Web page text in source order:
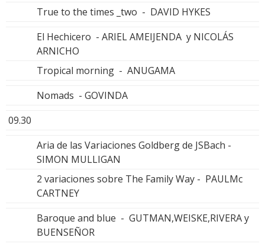
True to the times _two - DAVID HYKES
El Hechicero - ARIEL AMEIJENDA y NICOLÁS
ARNICHO
Tropical morning - ANUGAMA
Nomads - GOVINDA
09.30
Aria de las Variaciones Goldberg de JSBach -
SIMON MULLIGAN
2 variaciones sobre The Family Way - PAULMc
CARTNEY
Baroque and blue - GUTMAN,WEISKE,RIVERA y
BUENSEÑOR